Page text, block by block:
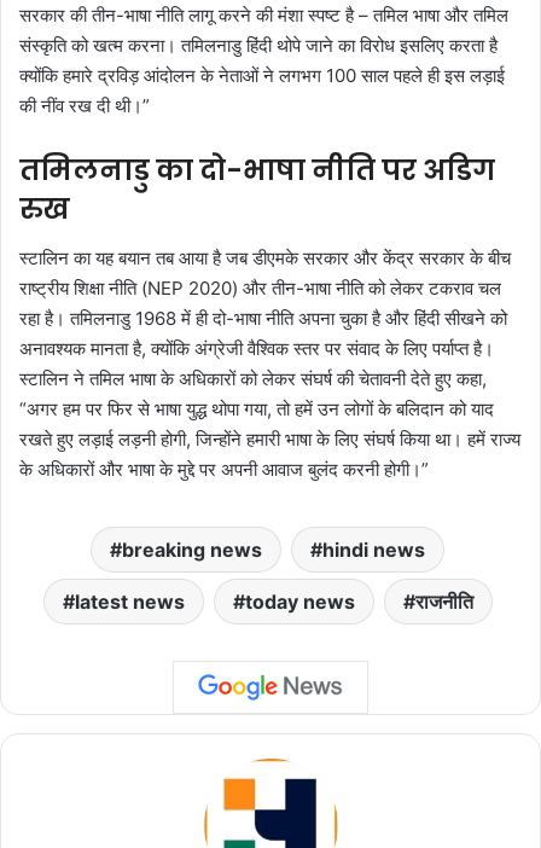
सरकार की तीन-भाषा नीति लागू करने की मंशा स्पष्ट है – तमिल भाषा और तमिल
संस्कृति को खत्म करना। तमिलनाडु हिंदी थोपे जाने का विरोध इसलिए करता है
क्योंकि हमारे द्रविड़ आंदोलन के नेताओं ने लगभग 100 साल पहले ही इस लड़ाई
की नींव रख दी थी।”
तमिलनाडु का दो-भाषा नीति पर अडिग
रुख
स्टालिन का यह बयान तब आया है जब डीएमके सरकार और केंद्र सरकार के बीच
राष्ट्रीय शिक्षा नीति (NEP 2020) और तीन-भाषा नीति को लेकर टकराव चल
रहा है। तमिलनाडु 1968 में ही दो-भाषा नीति अपना चुका है और हिंदी सीखने को
अनावश्यक मानता है, क्योंकि अंग्रेजी वैश्विक स्तर पर संवाद के लिए पर्याप्त है।
स्टालिन ने तमिल भाषा के अधिकारों को लेकर संघर्ष की चेतावनी देते हुए कहा,
“अगर हम पर फिर से भाषा युद्ध थोपा गया, तो हमें उन लोगों के बलिदान को याद
रखते हुए लड़ाई लड़नी होगी, जिन्होंने हमारी भाषा के लिए संघर्ष किया था। हमें राज्य
के अधिकारों और भाषा के मुद्दे पर अपनी आवाज बुलंद करनी होगी।”
breaking news hindi news
latest news today news राजनीति